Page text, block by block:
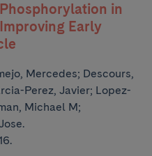
in
Early
Mercedes; Descours,
Perez, Javier; Lopez-
Michael M;